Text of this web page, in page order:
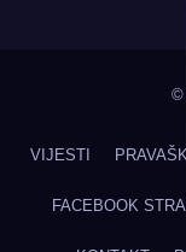
©
VIJESTI
FACEBOOK